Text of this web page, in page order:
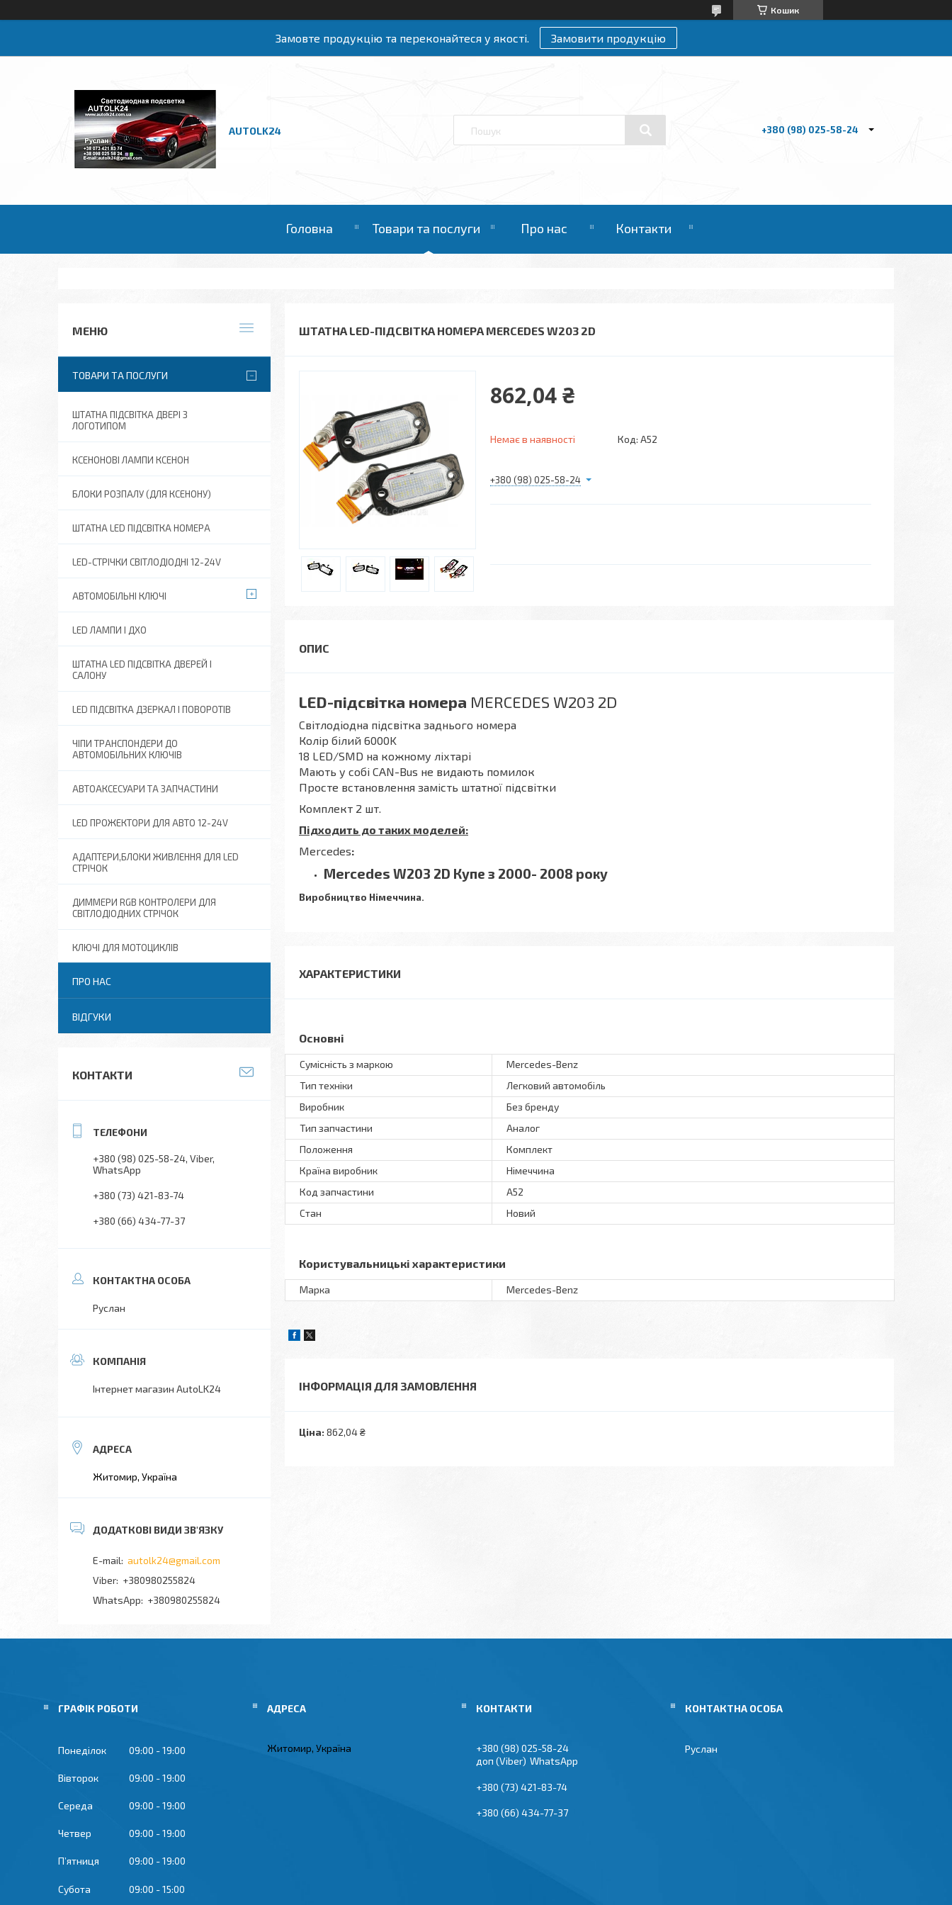
Кошик
Замовте продукцію та переконайтеся у якості. Замовити продукцію
AUTOLK24 +380 (98) 025-58-24
Головна Товари та послуги Про нас Контакти
ШТАТНА LED-ПІДСВІТКА НОМЕРА MERCEDES W203 2D
862,04 ₴
Немає в наявності Код: A52
+380 (98) 025-58-24
LED-підсвітка номера MERCEDES W203 2D
Світлодіодна підсвітка заднього номера
Колір білий 6000K
18 LED/SMD на кожному ліхтарі
Мають у собі CAN-Bus не видають помилок
Просте встановлення замість штатної підсвітки
Комплект 2 шт.
Підходить до таких моделей:
Mercedes:
Mercedes W203 2D Купе з 2000- 2008 року
Виробництво Німеччина.
ХАРАКТЕРИСТИКИ
Основні
Сумісність з маркою
Mercedes-Benz
Тип техніки
Легковий автомобіль
Виробник
Без бренду
Тип запчастини
Аналог
Положення
Комплект
Країна виробник
Німеччина
Код запчастини
A52
Стан
Новий
Користувальницькі характеристики
Марка Mercedes-Benz
ІНФОРМАЦІЯ ДЛЯ ЗАМОВЛЕННЯ
Ціна: 862,04 ₴
ТОВАРИ ТА ПОСЛУГИ
ШТАТНА ПІДСВІТКА ДВЕРІ З
ЛОГОТИПОМ
КСЕНОНОВІ ЛАМПИ КСЕНОН
БЛОКИ РОЗПАЛУ (ДЛЯ КСЕНОНУ)
ШТАТНА LED ПІДСВІТКА НОМЕРА
LED-СТРІЧКИ СВІТЛОДІОДНІ 12-24V
АВТОМОБІЛЬНІ КЛЮЧІ
LED ЛАМПИ І ДХО
ШТАТНА LED ПІДСВІТКА ДВЕРЕЙ І
САЛОНУ
LED ПІДСВІТКА ДЗЕРКАЛ І ПОВОРОТІВ
ЧІПИ ТРАНСПОНДЕРИ ДО
АВТОМОБІЛЬНИХ КЛЮЧІВ
АВТОАКСЕСУАРИ ТА ЗАПЧАСТИНИ
LED ПРОЖЕКТОРИ ДЛЯ АВТО 12-24V
АДАПТЕРИ,БЛОКИ ЖИВЛЕННЯ ДЛЯ LED
СТРІЧОК
ДИММЕРИ RGB КОНТРОЛЕРИ ДЛЯ
СВІТЛОДІОДНИХ СТРІЧОК
КЛЮЧІ ДЛЯ МОТОЦИКЛІВ
ПРО НАС
ВІДГУКИ
КОНТАКТИ
+380 (98) 025-58-24 Viber
WhatsApp
+380 (73) 421-83-74
+380 (66) 434-77-37
Руслан
Інтернет магазин AutoLK24
Житомир, Україна
autolk24@gmail.com
+380980255824
+380980255824
ГРАФІК РОБОТИ
Понеділок 09:00 19:00
Вівторок 09:00 19:00
Середа 09:00 19:00
Четвер 09:00 19:00
Пʼятниця 09:00 19:00
Субота 09:00 15:00
Житомир, Україна
+380 (98) 025-58-24
Viber WhatsApp
+380 (73) 421-83-74
+380 (66) 434-77-37
Руслан